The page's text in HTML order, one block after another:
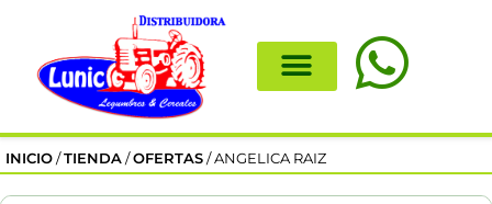
INICIO /TIENDA /OFERTAS / ANGELICA RAIZ